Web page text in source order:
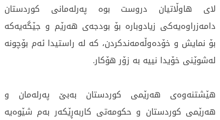
لای هاوڵاتیان دروست بوە پەرلەمانی كوردستان
دامەزراوەیەكی زیادوبارە بۆ بودجەی هەرێم و جێگەیەكە
بۆ نمایش و خۆدەوڵەمەندکردن، کە لە راستیدا ئەم بۆچونە
لەشوێنی خۆیدا نییە بە زۆر هۆکار.
هێشتنەوەی هەرێمی كوردستان بەبێ پەرلەمان و
هەرێمی كوردستان و حكومەتی كاربەڕێكەر بەم شێوەیە